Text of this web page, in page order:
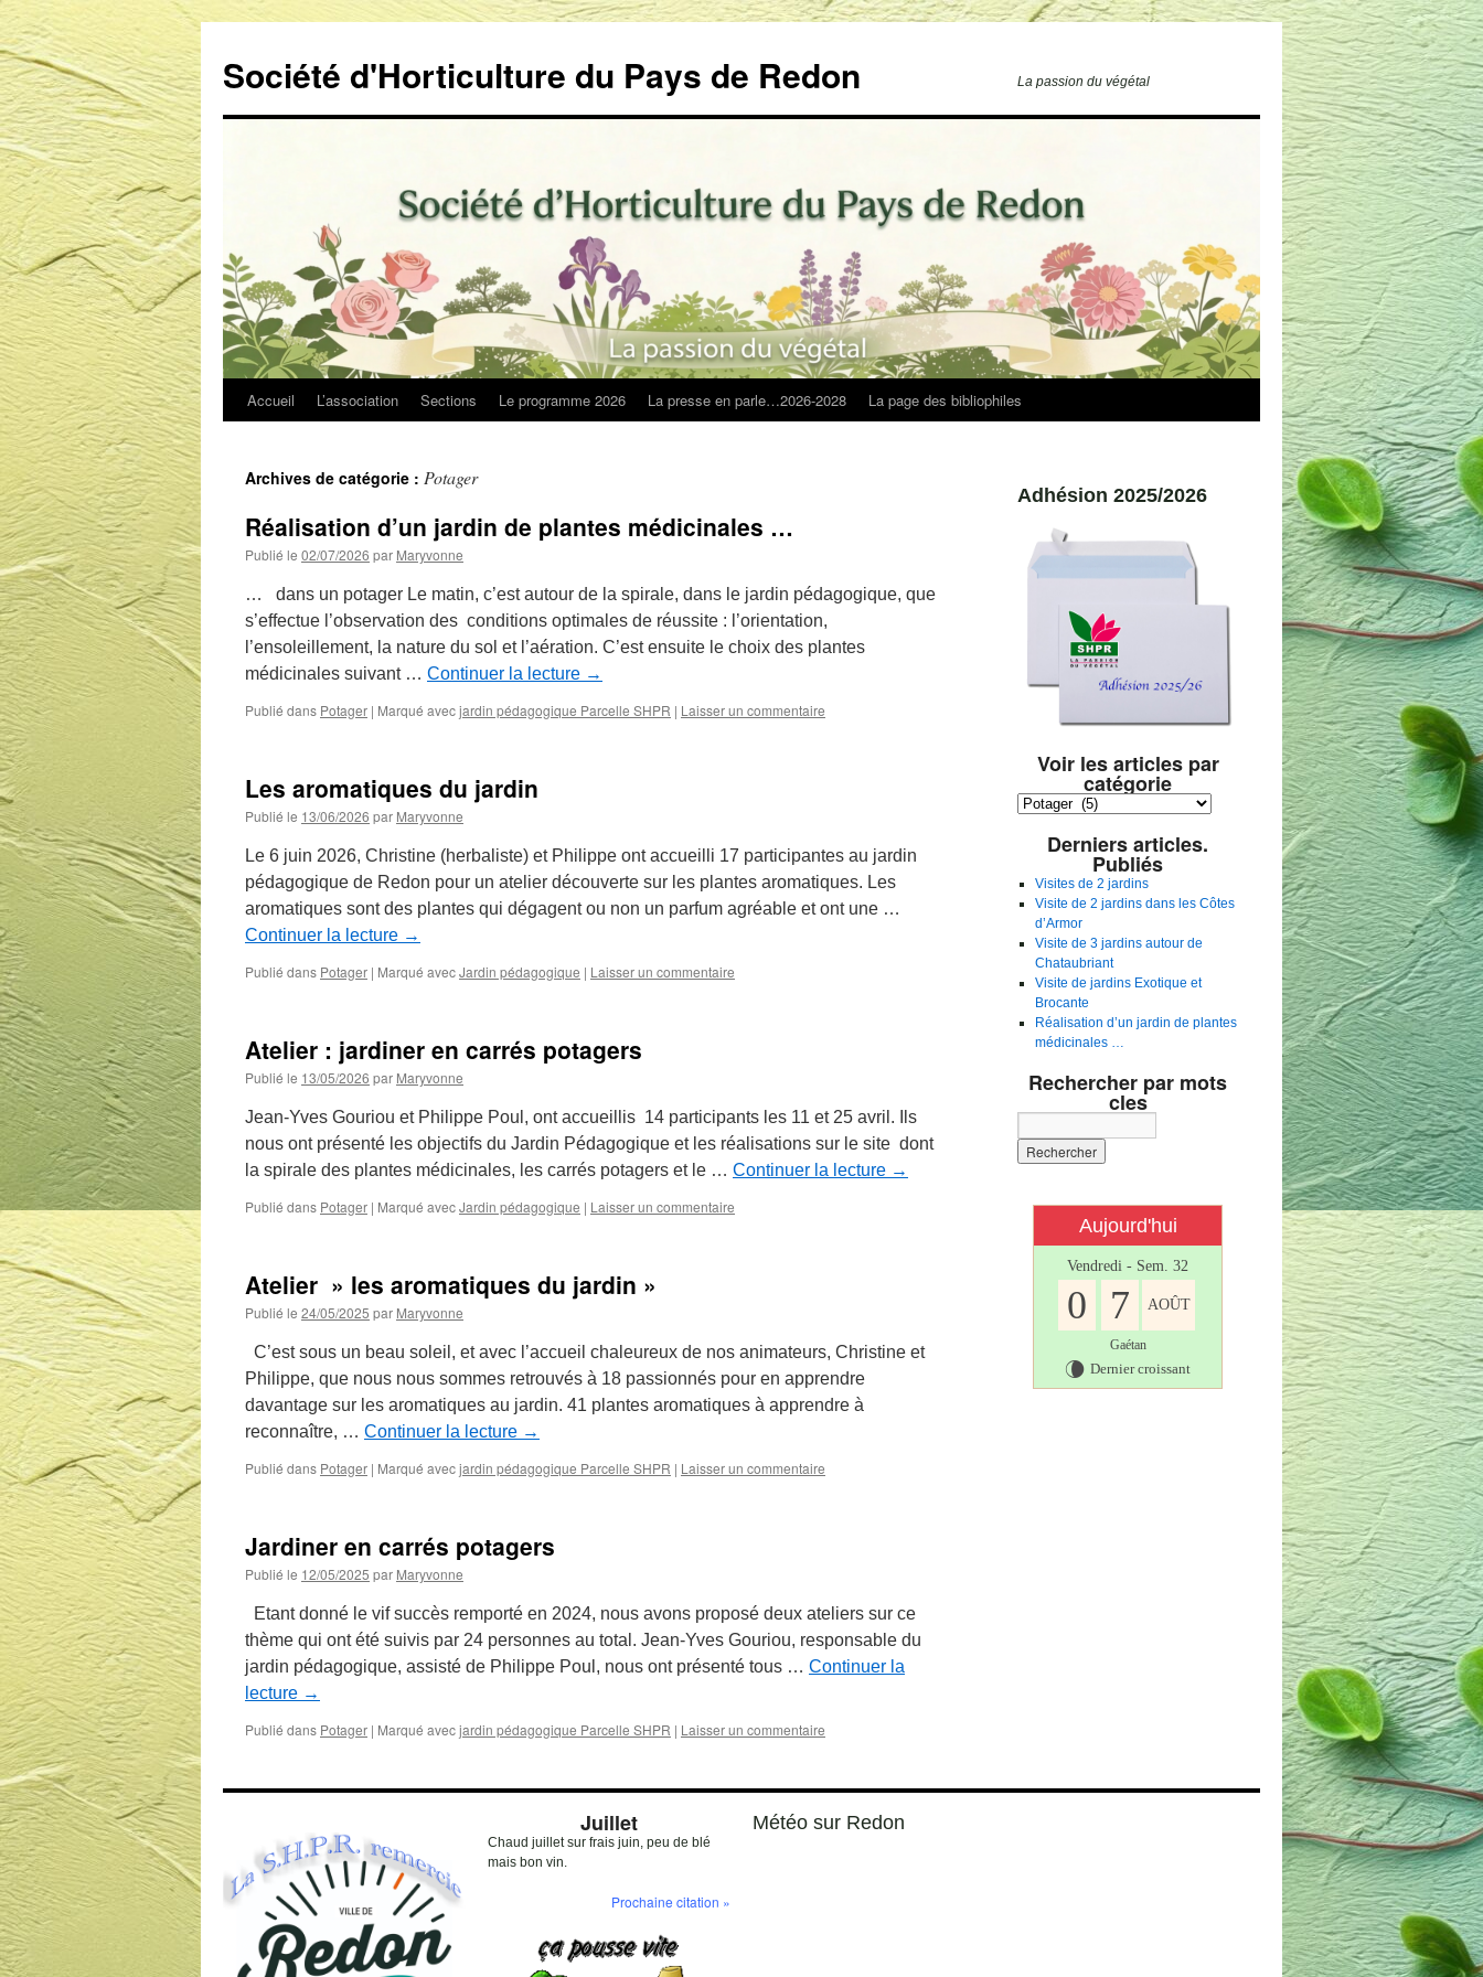
contenu
Société d'Horticulture du Pays de Redon La passion du végétal
Accueil L’association Sections Le programme 2026 La presse en parle…2026-2028 La page des bibliophiles
Archives de catégorie : Potager
Réalisation d’un jardin de plantes médicinales …
Publié le 02/07/2026 par Maryvonne
… dans un potager Le matin, c’est autour de la spirale, dans le jardin pédagogique, que
s’effectue l’observation des conditions optimales de réussite : l’orientation,
l’ensoleillement, la nature du sol et l’aération. C’est ensuite le choix des plantes
médicinales suivant … Continuer la lecture →
Publié dans Potager | Marqué avecjardin pédagogique Parcelle SHPR | Laisser un commentaire
Les aromatiques du jardin
Publié le 13/06/2026 par Maryvonne
Le 6 juin 2026, Christine (herbaliste) et Philippe ont accueilli 17 participantes au jardin
pédagogique de Redon pour un atelier découverte sur les plantes aromatiques. Les
aromatiques sont des plantes qui dégagent ou non un parfum agréable et ont une …
Continuer la lecture →
Publié dans Potager | Marqué avecJardin pédagogique | Laisser un commentaire
Atelier : jardiner en carrés potagers
Publié le 13/05/2026 par Maryvonne
Jean-Yves Gouriou et Philippe Poul, ont accueillis 14 participants les 11 et 25 avril. Ils
nous ont présenté les objectifs du Jardin Pédagogique et les réalisations sur le site dont
la spirale des plantes médicinales, les carrés potagers et le … Continuer la lecture →
Publié dans Potager | Marqué avecJardin pédagogique | Laisser un commentaire
Atelier » les aromatiques du jardin »
Publié le 24/05/2025 par Maryvonne
C’est sous un beau soleil, et avec l’accueil chaleureux de nos animateurs, Christine et
Philippe, que nous nous sommes retrouvés à 18 passionnés pour en apprendre
davantage sur les aromatiques au jardin. 41 plantes aromatiques à apprendre à
reconnaître, … Continuer la lecture →
Publié dans Potager | Marqué avecjardin pédagogique Parcelle SHPR | Laisser un commentaire
Jardiner en carrés potagers
Publié le 12/05/2025 par Maryvonne
Etant donné le vif succès remporté en 2024, nous avons proposé deux ateliers sur ce
thème qui ont été suivis par 24 personnes au total. Jean-Yves Gouriou, responsable du
jardin pédagogique, assisté de Philippe Poul, nous ont présenté tous … Continuer la
lecture →
Publié dans Potager | Marqué avecjardin pédagogique Parcelle SHPR | Laisser un commentaire
Adhésion 2025/2026
Voir les articles par
catégorie
Voir
articles
catégorie
Derniers articles.
Publiés
Visites de 2 jardins
Visite de 2 jardins dans les Côtes
d’Armor
Visite de 3 jardins autour de
Chataubriant
Visite de jardins Exotique et
Brocante
Réalisation d’un jardin de plantes
médicinales …
Rechercher par mots
cles
Aujourd'hui
Vendredi - Sem. 32
0 7 AOÛT
Gaétan
V Dernier croissant
Juillet
Chaud juillet sur frais juin, peu de blé
mais bon vin.
Prochaine citation »
Météo sur Redon